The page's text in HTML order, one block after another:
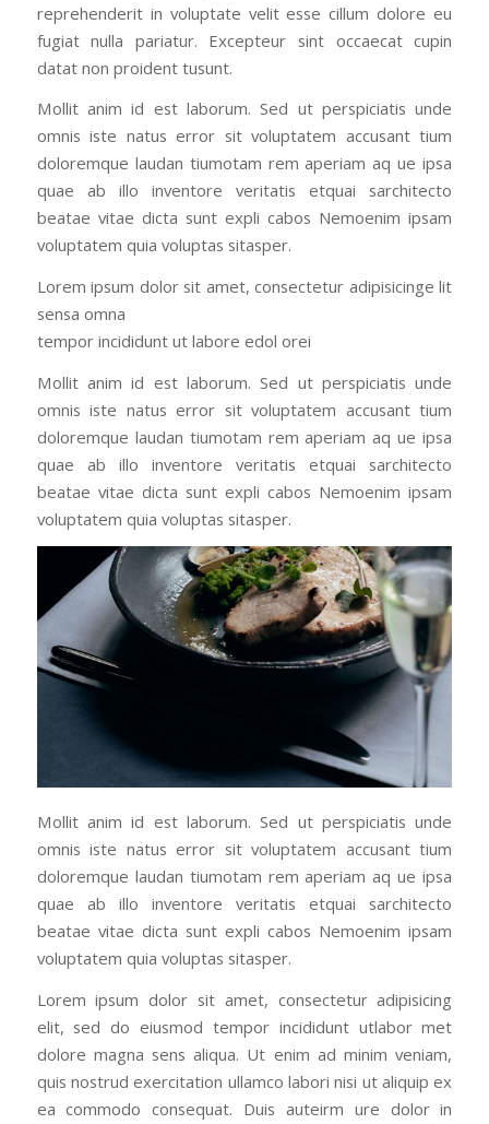
reprehenderit in voluptate velit esse cillum dolore eu
fugiat nulla pariatur. Excepteur sint occaecat cupin
datat non proident tusunt.
Mollit anim id est laborum. Sed ut perspiciatis unde
omnis iste natus error sit voluptatem accusant tium
doloremque laudan tiumotam rem aperiam aq ue ipsa
quae ab illo inventore veritatis etquai sarchitecto
beatae vitae dicta sunt expli cabos Nemoenim ipsam
voluptatem quia voluptas sitasper.
Lorem ipsum dolor sit amet, consectetur adipisicinge lit
sensa omna
tempor incididunt ut labore edol orei
Mollit anim id est laborum. Sed ut perspiciatis unde
omnis iste natus error sit voluptatem accusant tium
doloremque laudan tiumotam rem aperiam aq ue ipsa
quae ab illo inventore veritatis etquai sarchitecto
beatae vitae dicta sunt expli cabos Nemoenim ipsam
voluptatem quia voluptas sitasper.
Mollit anim id est laborum. Sed ut perspiciatis unde
omnis iste natus error sit voluptatem accusant tium
doloremque laudan tiumotam rem aperiam aq ue ipsa
quae ab illo inventore veritatis etquai sarchitecto
beatae vitae dicta sunt expli cabos Nemoenim ipsam
voluptatem quia voluptas sitasper.
Lorem ipsum dolor sit amet, consectetur adipisicing
elit, sed do eiusmod tempor incididunt utlabor met
dolore magna sens aliqua. Ut enim ad minim veniam,
quis nostrud exercitation ullamco labori nisi ut aliquip ex
ea commodo consequat. Duis auteirm ure dolor in